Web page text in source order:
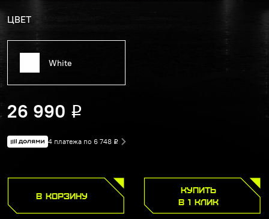
ЦВЕТ
White
26 990 Р
4 платежа по 6 748 Р
В КОРЗИНУ
КУПИТЬ
В 1 КЛИК